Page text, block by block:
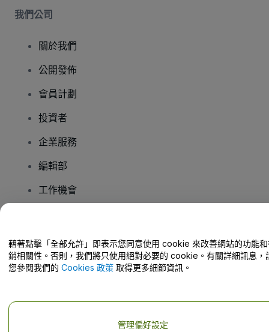
我們公司
關於我們
公開發佈
會員計劃
投資者
企業服務
編輯部
工作機會
幫助中心 / 聯絡我們
藉著點擊「全部允許」即表示您同意使用 cookie 來改善網站的功能
銷相關性。否則，我們將只使用絕對必要的 cookie。有關詳細訊息，
您參閱我們的 Cookies 政策 取得更多細節資訊。
管理偏好設定